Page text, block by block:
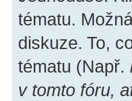
tématu.
diskuze. To,
tématu (Např.
v tomto fóru,